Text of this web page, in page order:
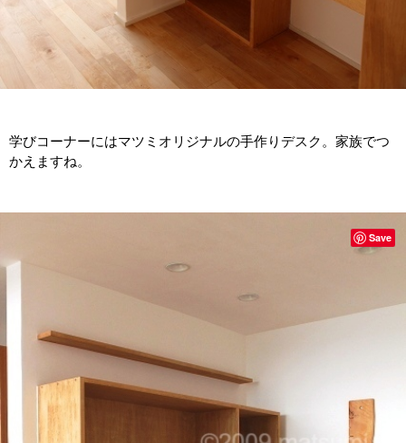
学びコーナーにはマツミオリジナルの手作りデスク。家族でつ
かえますね。
Save